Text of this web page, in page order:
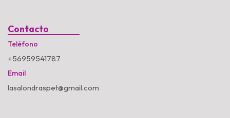
Contacto
Teléfono
+56959541787
Email
lasalondraspet@gmail.com